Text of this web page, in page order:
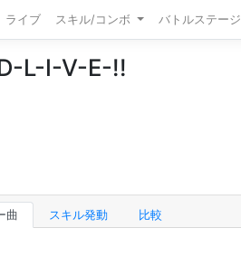
ライブ スキル/コンボ バトルステージ
L-I-V-E-!!
曲 スキル発動 比較